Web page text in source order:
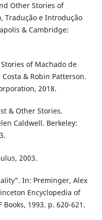
Other Stories of
Tradução e Introdução
& Cambridge:
of Machado de
& Robin Patterson.
2018.
& Other Stories.
Caldwell. Berkeley:
2003.
In: Preminger, Alex
Encyclopedia of
Books, 1993. p. 620-621.